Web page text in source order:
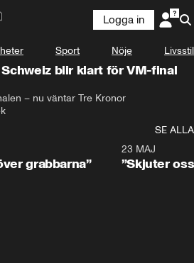
Logga in
Sport Nöje Livsstil
blir klart för VM-final
– nu väntar Tre Kronor
SE ALLA
grabbarna”
23 MAJ
”Skjuter